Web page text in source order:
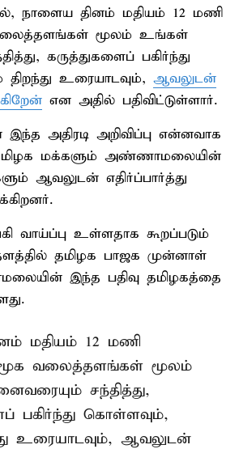
நாளைய தினம் மதியம் 12 மணி
மூலம் உங்கள்
கருத்துகளைப் பகிர்ந்து
உரையாடவும், ஆவலுடன்
என அதில் பதிவிட்டுள்ளார்.
அதிரடி அறிவிப்பு என்னவாக
மக்களும் அண்ணாமலையின்
ஆவலுடன் எதிர்ப்பார்த்து
வாய்ப்பு உள்ளதாக கூறப்படும்
தமிழக பாஜக முன்னாள்
இந்த பதிவு தமிழகத்தை
மதியம் 12 மணி
வலைத்தளங்கள் மூலம்
சந்தித்து,
பகிர்ந்து கொள்ளவும்,
உரையாடவும், ஆவலுடன்